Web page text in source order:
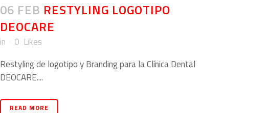
06 FEB RESTYLING LOGOTIPO
DEOCARE
in 0 Likes
Restyling de logotipo y Branding para la Clínica Dental
DEOCARE....
READ MORE